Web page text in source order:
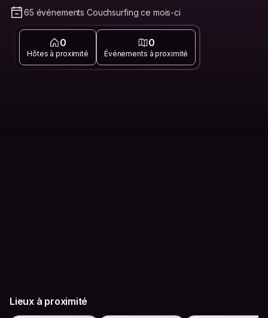
65 événements Couchsurfing ce mois-ci
0
Hôtes à proximité
0
Événements à proximité
Lieux à proximité